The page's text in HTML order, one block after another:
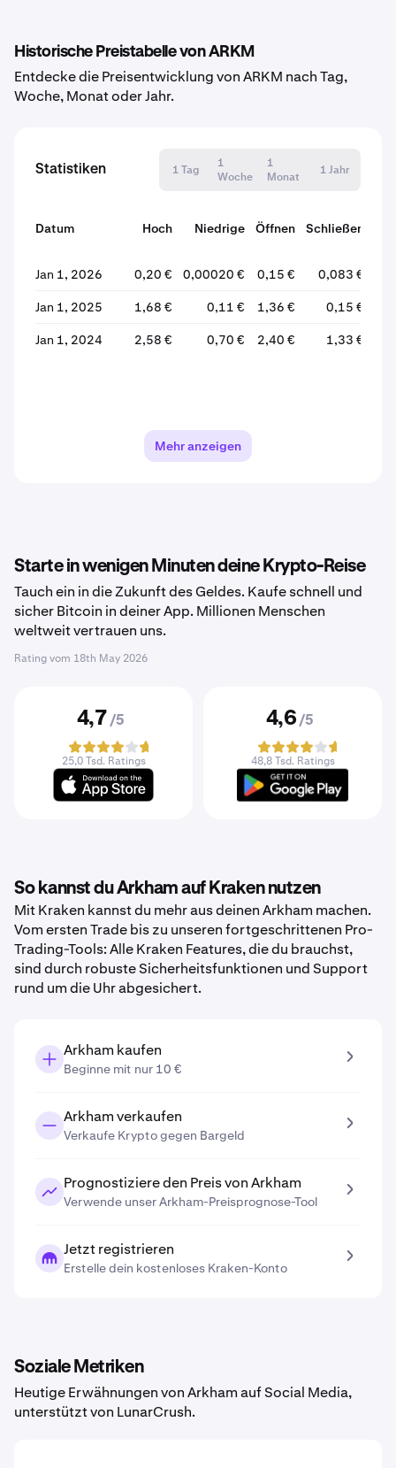
Historische Preistabelle von ARKM
Entdecke die Preisentwicklung von ARKM nach Tag,
Woche, Monat oder Jahr.
Statistiken 1 Tag
1
Woche
1
Monat
1 Jahr
Datum Hoch Niedrige Öffnen
Schließen
Jan 1, 2026
0,20 € 0,00020 € 0,15 € 0,083 €
Jan 1, 2025 1,68 € 0,11 € 1,36 € 0,15 €
Jan 1, 2024 2,58 € 0,70 € 2,40 € 1,33 €
Mehr anzeigen
Starte in wenigen Minuten deine Krypto-Reise
Tauch ein in die Zukunft des Geldes. Kaufe schnell und
sicher Bitcoin in deiner App. Millionen Menschen
weltweit vertrauen uns.
Rating vom 18th May 2026
4,7 /5
25,0 Tsd. Ratings
4,6 /5
48,8 Tsd. Ratings
So kannst du Arkham auf Kraken nutzen
Mit Kraken kannst du mehr aus deinen Arkham machen.
Vom ersten Trade bis zu unseren fortgeschrittenen Pro-
Trading-Tools: Alle Kraken Features, die du brauchst,
sind durch robuste Sicherheitsfunktionen und Support
rund um die Uhr abgesichert.
Arkham kaufen
Beginne mit nur 10 €
Arkham verkaufen
Verkaufe Krypto gegen Bargeld
Prognostiziere den Preis von Arkham
Verwende unser Arkham-Preisprognose-Tool
Jetzt registrieren
Erstelle dein kostenloses Kraken-Konto
Soziale Metriken
Heutige Erwähnungen von Arkham auf Social Media,
unterstützt von LunarCrush.